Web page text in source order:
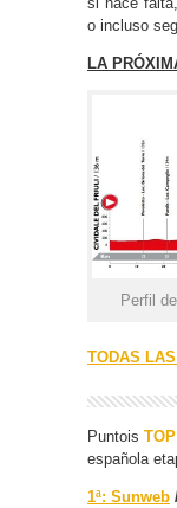
o incluso
LA
Perfil
TODAS
Puntois
española
1ª: Sunweb